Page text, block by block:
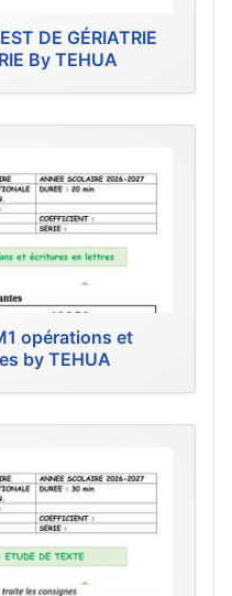
DE GÉRIATRIE
By TEHUA
opérations et
by TEHUA